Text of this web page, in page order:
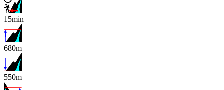
15min
680m
550m